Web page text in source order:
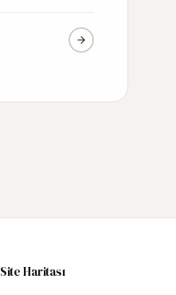
Site Haritası